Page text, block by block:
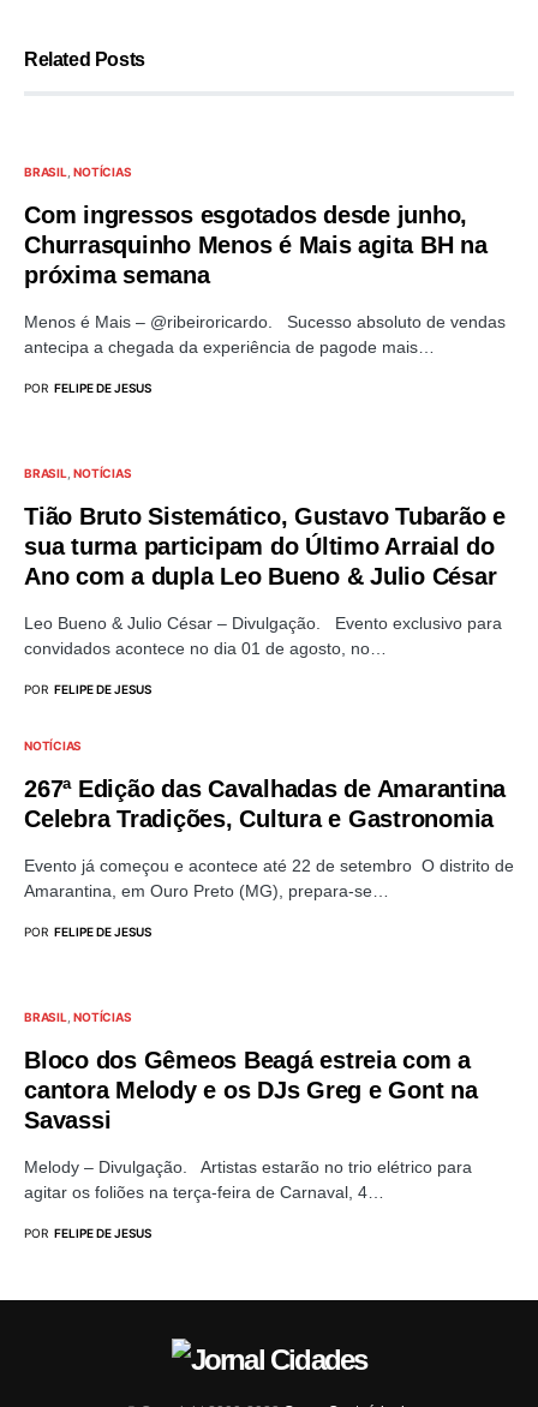
Related Posts
BRASIL NOTÍCIAS
Com ingressos esgotados desde junho,
Churrasquinho Menos é Mais agita BH na
próxima semana
Menos é Mais – @ribeiroricardo. Sucesso absoluto de vendas
antecipa a chegada da experiência de pagode mais…
POR FELIPE DE JESUS
BRASIL NOTÍCIAS
Tião Bruto Sistemático, Gustavo Tubarão e
sua turma participam do Último Arraial do
Ano com a dupla Leo Bueno & Julio César
Leo Bueno & Julio César – Divulgação. Evento exclusivo para
convidados acontece no dia 01 de agosto, no…
POR FELIPE DE JESUS
NOTÍCIAS
267ª Edição das Cavalhadas de Amarantina
Celebra Tradições, Cultura e Gastronomia
Evento já começou e acontece até 22 de setembro O distrito de
Amarantina, em Ouro Preto (MG), prepara-se…
POR FELIPE DE JESUS
BRASIL NOTÍCIAS
Bloco dos Gêmeos Beagá estreia com a
cantora Melody e os DJs Greg e Gont na
Savassi
Melody – Divulgação. Artistas estarão no trio elétrico para
agitar os foliões na terça-feira de Carnaval, 4…
POR FELIPE DE JESUS